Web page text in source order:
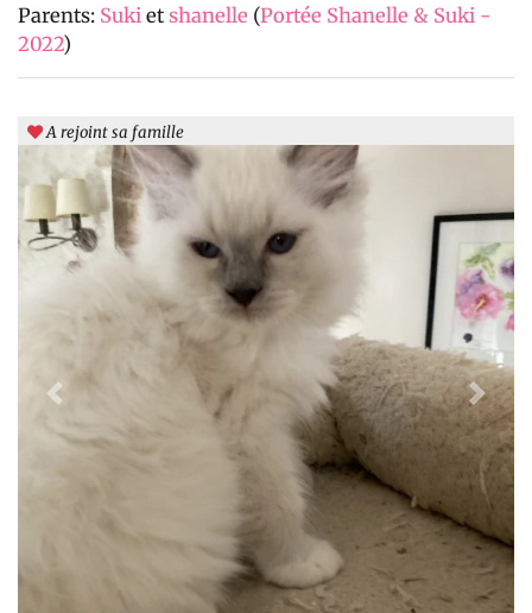
A rejoint sa famille
Previous Next
Parents: Suki et shanelle (Portée Shanelle & Suki -
2022)